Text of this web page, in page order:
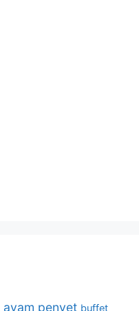
ayam penyet buffet